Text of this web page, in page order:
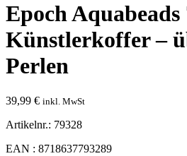
Epoch Aquabeads
Künstlerkoffer –
Perlen
39,99 € inkl. MwSt
Artikelnr.: 79328
EAN : 8718637793289